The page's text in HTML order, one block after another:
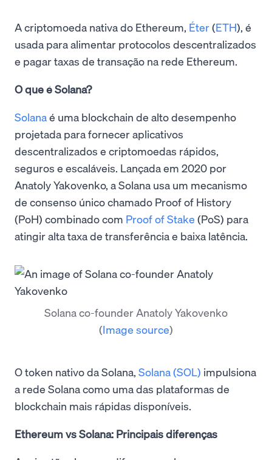
A criptomoeda nativa do Ethereum, Éter(ETH), é
usada para alimentar protocolos descentralizados
e pagar taxas de transação na rede Ethereum.
O que é Solana?
Solanaé uma blockchain de alto desempenho
projetada para fornecer aplicativos
descentralizados e criptomoedas rápidos,
seguros e escaláveis. Lançada em 2020 por
Anatoly Yakovenko, a Solana usa um mecanismo
de consenso único chamado Proof of History
(PoH) combinado com Proof of Stake (PoS) para
atingir alta taxa de transferência e baixa latência.
Solana co-founder Anatoly Yakovenko
(Image source)
O token nativo da Solana, Solana (SOL) impulsiona
a rede Solana como uma das plataformas de
blockchain mais rápidas disponíveis.
Ethereum vs Solana: Principais diferenças